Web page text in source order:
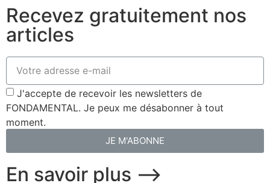
Recevez gratuitement nos
articles
J'accepte de recevoir les newsletters de
FONDAMENTAL. Je peux me désabonner à tout
moment.
JE M'ABONNE
En savoir plus ⟶